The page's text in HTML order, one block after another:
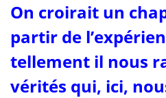
On croirait un
partir de
tellement il nous
vérités qui, ici,